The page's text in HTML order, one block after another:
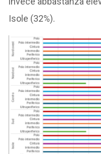
Isole (32%).